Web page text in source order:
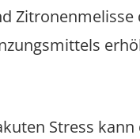
Stress kann